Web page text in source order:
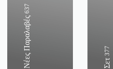
Νέες Παραλαβές
637
Σετ
377